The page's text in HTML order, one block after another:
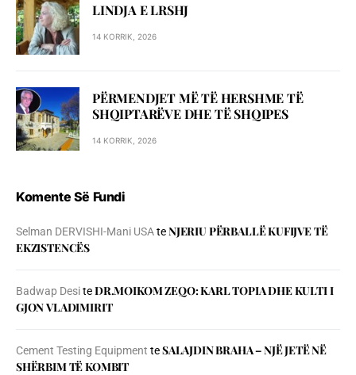
LINDJA E LRSHJ
14 KORRIK, 2026
PËRMENDJET MË TË HERSHME TË
SHQIPTARËVE DHE TË SHQIPES
14 KORRIK, 2026
Komente Së Fundi
Selman DERVISHI-Mani USAteNJERIU PЁRBALLЁ KUFIJVE TЁ
EKZISTENCЁS
Badwap DesiteDR.MOIKOM ZEQO: KARL TOPIA DHE KULTI I
GJON VLADIMIRIT
Cement Testing Equipment teSALAJDIN BRAHA – NJЁ JETЁ NЁ
SHЁRBIM TЁ KOMBIT